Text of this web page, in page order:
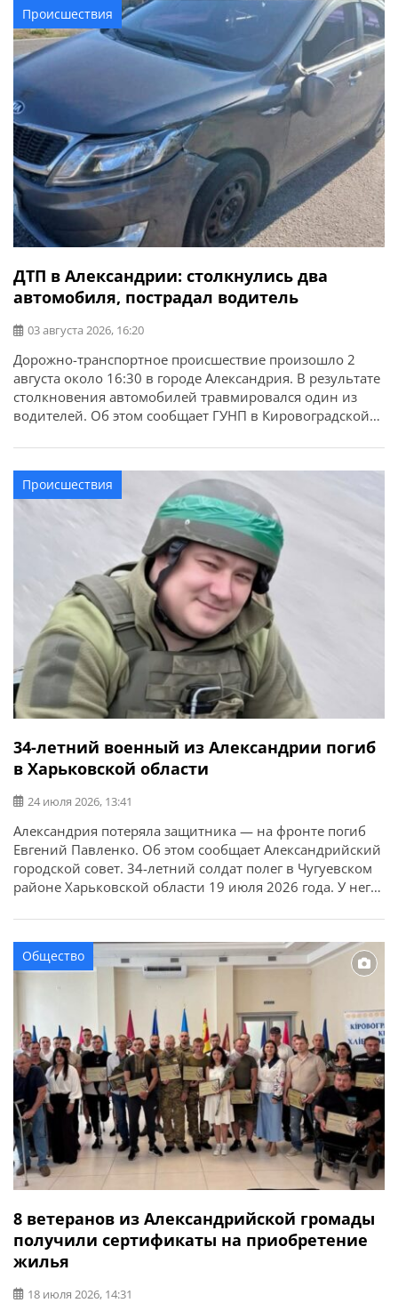
родным и близким.
Происшествия
ДТП в Александрии: столкнулись два
автомобиля, пострадал водитель
03 августа 2026, 16:20
Дорожно-транспортное происшествие произошло 2
августа около 16:30 в городе Александрия. В результате
столкновения автомобилей травмировался один из
водителей. Об этом сообщает ГУНП в Кировоградской
1970 года рождения автомобиля Volkswagen Crafter,
который двигался в направлении города Днепр, при
выполнении маневра обгона допустил столкновение с
автомобилем Kia под управлением женщины-водителя,
Происшествия
34-летний военный из Александрии погиб
в Харьковской области
24 июля 2026, 13:41
Александрия потеряла защитника — на фронте погиб
Евгений Павленко. Об этом сообщает Александрийский
городской совет. 34-летний солдат полег в Чугуевском
районе Харьковской области 19 июля 2026 года. У него
утрате всем родным, близким, друзьям.
Общество
8 ветеранов из Александрийской громады
получили сертификаты на приобретение
жилья
18 июля 2026, 14:31